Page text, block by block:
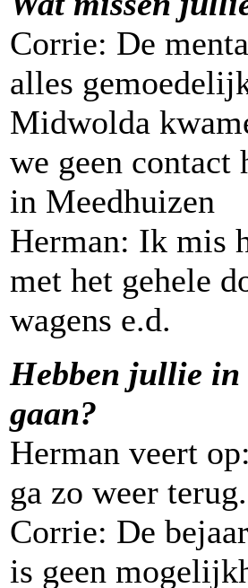
Corrie: De
alles
Midwolda
we geen contact
in Meedhuizen
Herman: Ik mis
met het gehele
wagens e.d.
Hebben jullie in
gaan?
Herman veert
ga zo weer terug.
Corrie: De
is geen